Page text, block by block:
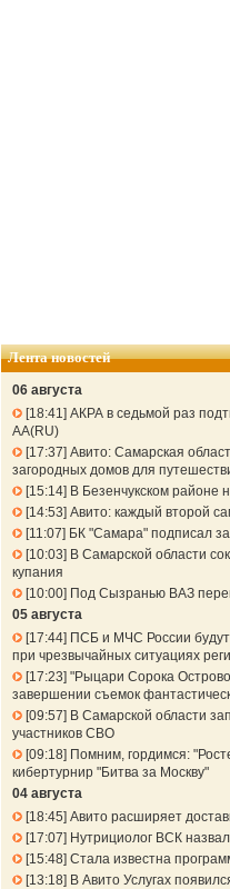
Лента новостей
06 августа
18:41 АКРА в седьмой раз
АА(RU)
17:37 Авито: Самарская
загородных домов для
15:14 В Безенчукском районе
14:53 Авито: каждый второй
11:07
БК "Самара" подписал
10:03
В Самарской области
купания
10:00 Под Сызранью ВАЗ
05 августа
17:44 ПСБ и МЧС России
при чрезвычайных ситуациях
17:23 "Рыцари Сорока
завершении съемок
09:57
В Самарской области
участников СВО
09:18 Помним, гордимся:
кибертурнир "Битва за Москву"
04 августа
18:45 Авито расширяет
17:07
Нутрициолог ВСК
15:48 Стала известна
13:18 В Авито Услугах